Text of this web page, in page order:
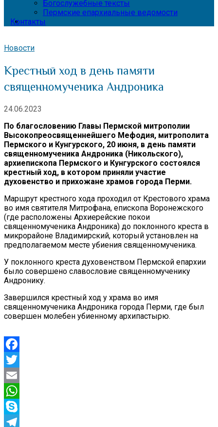
Богослужебные тексты
Пермские епархиальные ведомости
Контакты
Новости
Крестный ход в день памяти
священномученика Андроника
24.06.2023
По благословению Главы Пермской митрополии
Высокопреосвященнейшего Мефодия, митрополита
Пермского и Кунгурского, 20 июня, в день памяти
священномученика Андроника (Никольского),
архиепископа Пермского и Кунгурского состоялся
крестный ход, в котором приняли участие
духовенство и прихожане храмов города Перми.
Маршрут крестного хода проходил от Крестового храма
во имя святителя Митрофана, епископа Воронежского
(где расположены Архиерейские покои
священномученика Андроника) до поклонного креста в
микрорайоне Владимирский, который установлен на
предполагаемом месте убиения священномученика.
У поклонного креста духовенством Пермской епархии
было совершено славословие священномученику
Андронику.
Завершился крестный ход у храма во имя
священномученика Андроника города Перми, где был
совершен молебен убиенному архипастырю.
Facebook
Twitter
Email
WhatsApp
Skype